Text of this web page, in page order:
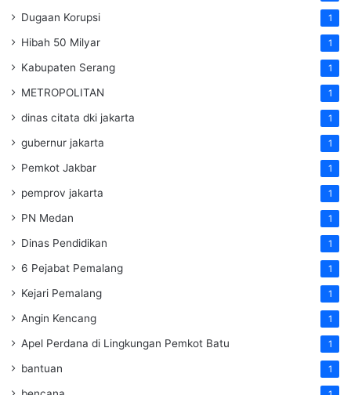
Dugaan Korupsi 1
Hibah 50 Milyar 1
Kabupaten Serang 1
METROPOLITAN 1
dinas citata dki jakarta 1
gubernur jakarta 1
Pemkot Jakbar 1
pemprov jakarta 1
PN Medan 1
Dinas Pendidikan 1
6 Pejabat Pemalang 1
Kejari Pemalang 1
Angin Kencang 1
Apel Perdana di Lingkungan Pemkot Batu 1
bantuan 1